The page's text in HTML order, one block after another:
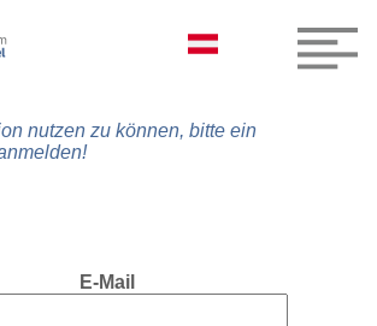
nutzen zu können, bitte ein
E-Mail